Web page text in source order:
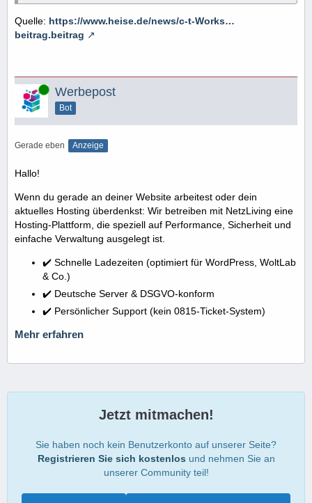
Quelle: https://www.heise.de/news/c-t-Works…
beitrag.beitrag
Online Werbepost
Bot
Gerade eben Anzeige
Hallo!
Wenn du gerade an deiner Website arbeitest oder dein
aktuelles Hosting überdenkst: Wir betreiben mit NetzLiving eine
Hosting-Plattform, die speziell auf Performance, Sicherheit und
einfache Verwaltung ausgelegt ist.
✔️ Schnelle Ladezeiten (optimiert für WordPress, WoltLab
& Co.)
✔️ Deutsche Server & DSGVO-konform
✔️ Persönlicher Support (kein 0815-Ticket-System)
Mehr erfahren
Jetzt mitmachen!
Sie haben noch kein Benutzerkonto auf unserer Seite?
Registrieren Sie sich kostenlos und nehmen Sie an
unserer Community teil!